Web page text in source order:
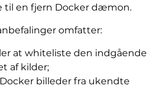
til en fjern Docker dæmon.
omfatter:
at whiteliste den indgående
af kilder;
billeder fra ukendte